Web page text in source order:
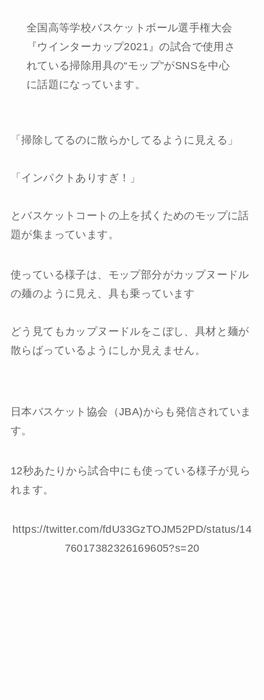
全国高等学校バスケットボール選手権大会
『ウインターカップ2021』の試合で使用さ
れている掃除用具の“モップ”がSNSを中心
に話題になっています。
「掃除してるのに散らかしてるように見える」
「インパクトありすぎ！」
とバスケットコートの上を拭くためのモップに話
題が集まっています 。
使っている様子は、 モップ部分がカップヌードル
の麺のように見え、具も乗っています
どう見てもカップヌードルをこぼし、 具材と麺が
散らばっている ようにしか見えません。
日本バスケット協会（JBA)からも発信されていま
す。
12秒あたりから試合中にも使っている様子が見ら
れます。
https://twitter.com/fdU33GzTOJM52PD/status/14
76017382326169605?s=20